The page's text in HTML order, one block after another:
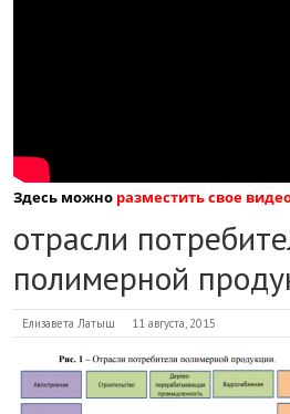
Здесь можно разместить свое
отрасли
полимерной
Елизавета Латыш 11 августа, 2015